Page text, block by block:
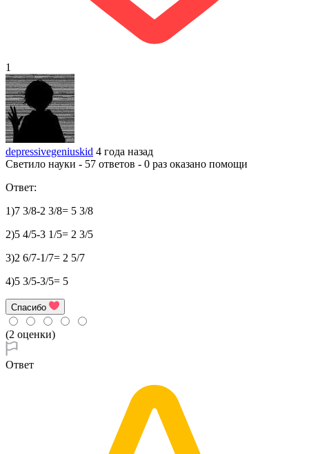
1
depressivegeniuskid 4 года назад
Светило науки - 57 ответов - 0 раз оказано помощи
Ответ:
1)7 3/8-2 3/8= 5 3/8
2)5 4/5-3 1/5= 2 3/5
3)2 6/7-1/7= 2 5/7
4)5 3/5-3/5= 5
Спасибо
(2 оценки)
Ответ